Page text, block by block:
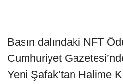
Basın dalındaki NFT
Cumhuriyet
Yeni Şafak’tan Halime